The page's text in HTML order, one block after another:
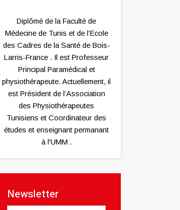
Diplômé de la Faculté de
Médecine de Tunis et de l’Ecole
des Cadres de la Santé de Bois-
Larris-France . Il est Professeur
Principal Paramédical et
physiothérapeute. Actuellement, il
est Président de l’Association
des Physiothérapeutes
Tunisiens et Coordinateur des
études et enseignant permanant
à l'UMM .
Newsletter